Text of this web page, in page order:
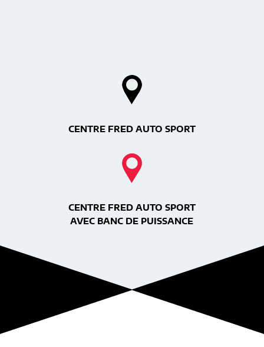
CENTRE FRED AUTO SPORT
CENTRE FRED AUTO SPORT
AVEC BANC DE PUISSANCE